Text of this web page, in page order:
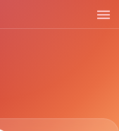
menu